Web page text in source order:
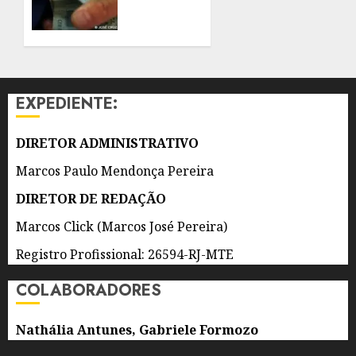
O
0
DE 2026
0
EXPEDIENTE:
DIRETOR ADMINISTRATIVO
Marcos Paulo Mendonça Pereira
DIRETOR DE REDAÇÃO
Marcos Click (Marcos José Pereira)
Registro Profissional: 26594-RJ-MTE
COLABORADORES
Nathália Antunes, Gabriele Formozo